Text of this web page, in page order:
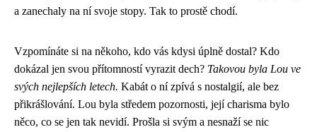
a zanechaly na ní svoje stopy. Tak to prostě chodí.
Vzpomínáte si na někoho, kdo vás kdysi úplně dostal? Kdo
dokázal jen svou přítomností vyrazit dech? Takovou byla Lou ve
svých nejlepších letech. Kabát o ní zpívá s nostalgií, ale bez
přikrášlování. Lou byla středem pozornosti, její charisma bylo
něco, co se jen tak nevidí. Prošla si svým a nesnaží se nic